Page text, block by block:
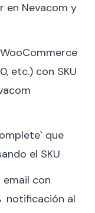
en Nevacom y
etc.) con SKU
que
el SKU
con
notificación al